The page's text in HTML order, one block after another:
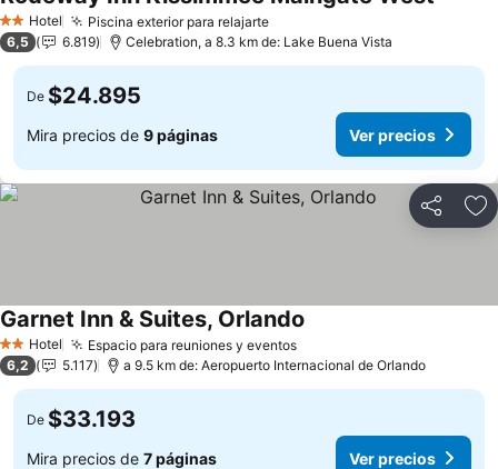
2 Estrellas
Hotel Piscina exterior para relajarte
6,5 6.819 Celebration, a 8.3 km de: Lake Buena Vista
De $24.895
Mira precios de 9 páginas Ver precios
Compartir
2 Estrellas
Hotel Espacio para reuniones y eventos
Garnet Inn & Suites, Orlando
6,2 5.117 a 9.5 km de: Aeropuerto Internacional de Orlando
De $33.193
Mira precios de 7 páginas Ver precios